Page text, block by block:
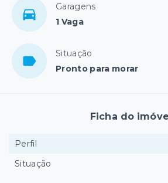
Garagens
1 Vaga
Situação
Pronto para morar
Ficha do imóvel
Perfil
Situação